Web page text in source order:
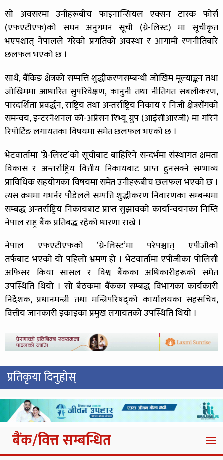
सो अवसरमा उनीहरूबीच फाइनान्सियल एक्सन टास्क फोर्स
(एफएटीएफ)को सघन अनुगमन सूची (ग्रे-लिस्ट) मा सूचीकृत
भएपश्चात् नेपालले गरेको प्रगतिको अवस्था र आगामी रणनीतिबारे
छलफल भएको छ ।
साथै, बैंकिङ क्षेत्रको सम्पत्ति शुद्धीकरणसम्बन्धी जोखिम मूल्याङ्कन तथा
जोखिममा आधारित सुपरिवेक्षण, कानुनी तथा नीतिगत सबलीकरण,
पारदर्शिता प्रवर्द्धन, राष्ट्रिय तथा अन्तर्राष्ट्रिय निकाय र निजी क्षेत्रसँगको
समन्वय, इन्टरनेशनल को-अप्रेसन रिभ्यू ग्रुप (आईसीआरजी) मा गरिने
रिपोर्टिङ लगायतका विषयमा समेत छलफल भएको छ ।
भेटवार्तामा ‘ग्रे-लिस्ट’को सूचीबाट बाहिरिने सन्दर्भमा संस्थागत क्षमता
विकास र अन्तर्राष्ट्रिय वित्तीय निकायबाट प्राप्त हुनसक्ने सम्भाव्य
प्राविधिक सहयोगका विषयमा समेत उनीहरूबीच छलफल भएको छ ।
त्यस क्रममा गभर्नर पौडेलले सम्पत्ति शुद्धीकरण निवारणका सम्बन्धमा
सम्बद्ध अन्तर्राष्ट्रिय निकायबाट प्राप्त सुझावको कार्यान्वयनका निम्ति
नेपाल राष्ट्र बैंक प्रतिबद्ध रहेको धारणा राखे ।
नेपाल एफएटीएफको ‘ग्रे-लिस्ट’मा परेपश्चात् एपीजीको
तर्फबाट भएको यो पहिलो भ्रमण हो । भेटवार्तामा एपीजीका पोलिसी
अफिसर किया सासल र विश्व बैंकका अधिकारीहरूको समेत
उपस्थिति थियो । सो बैठकमा बैंकका सम्बद्ध विभागका कार्यकारी
निर्देशक, प्रधानमन्त्री तथा मन्त्रिपरिषद्को कार्यालयका सहसचिव,
वित्तीय जानकारी इकाइका प्रमुख लगायतको उपस्थिति थियो ।
प्रतिकृया दिनुहोस्
बैंक/वित्त सम्बन्धित